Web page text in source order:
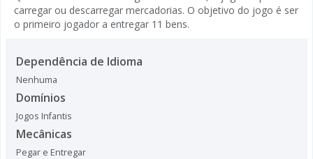
carregar ou descarregar mercadorias. O objetivo do jogo é ser
o primeiro jogador a entregar 11 bens.
Dependência de Idioma
Nenhuma
Domínios
Jogos Infantis
Mecânicas
Pegar e Entregar